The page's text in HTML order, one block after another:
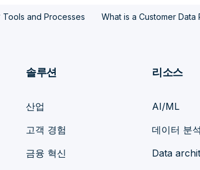
Tools and Processes What is a Customer Data
솔루션
산업
고객 경험
금융 혁신
리소스
AI/ML
데이터 분석
Data